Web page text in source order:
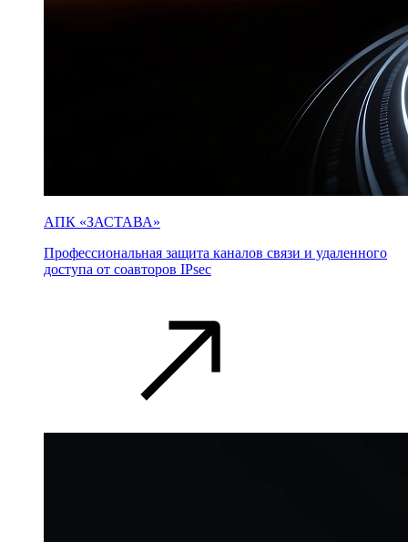
АПК «ЗАСТАВА»
Профессиональная защита каналов связи и удаленного
доступа от соавторов IPsec